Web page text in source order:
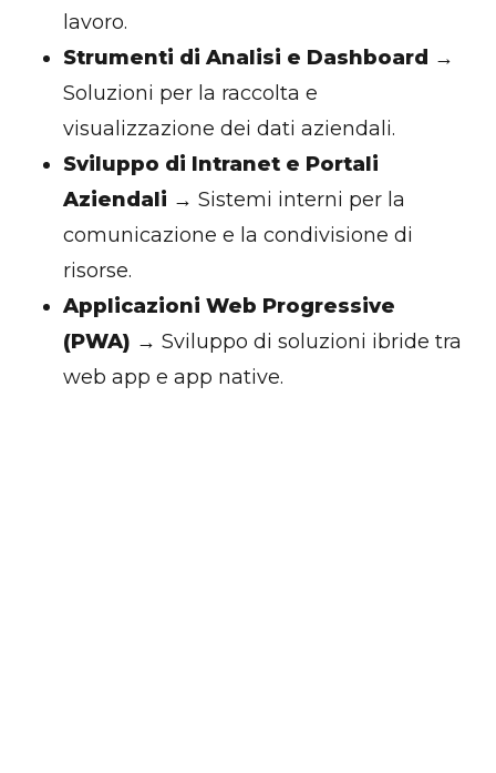
lavoro.
Strumenti di Analisi e Dashboard →
Soluzioni per la raccolta e
visualizzazione dei dati aziendali.
Sviluppo di Intranet e Portali
Aziendali → Sistemi interni per la
comunicazione e la condivisione di
risorse.
Applicazioni Web Progressive
(PWA) → Sviluppo di soluzioni ibride tra
web app e app native.